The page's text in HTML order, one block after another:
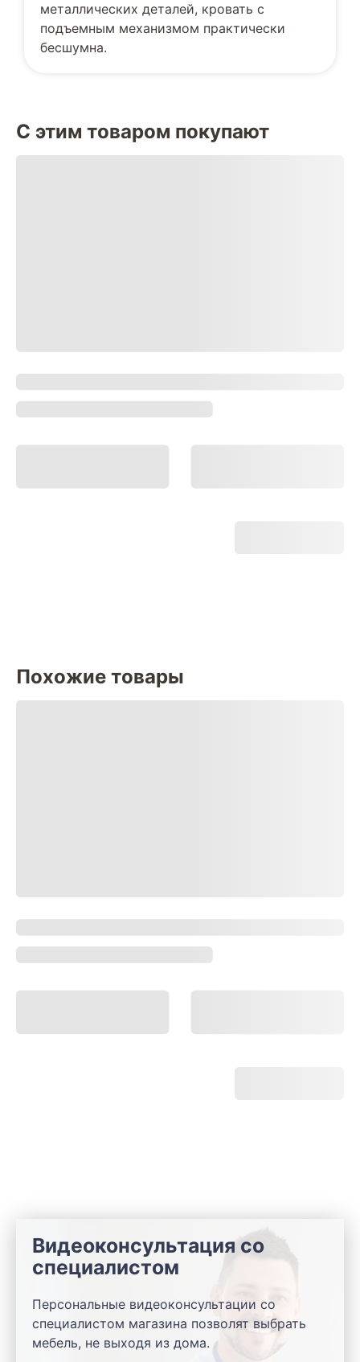
металлических деталей, кровать с
подъемным механизмом практически
бесшумна.
С этим товаром покупают
Похожие товары
Видеоконсультация со
специалистом
Персональные видеоконсультации со
специалистом магазина позволят выбрать
мебель, не выходя из дома.